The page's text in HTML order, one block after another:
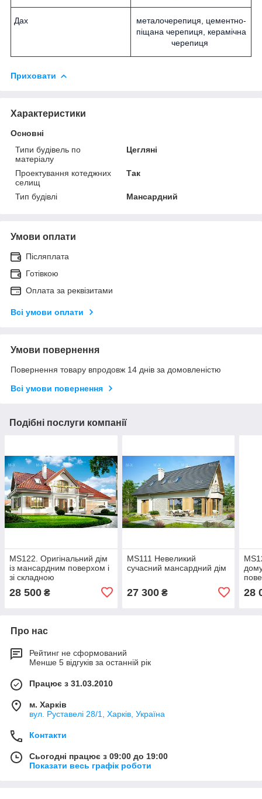
Дах
металочерепиця, цементно-
піщана черепиця, керамічна
черепиця
Приховати
Характеристики
Основні
Типи будівель по
матеріалу
Цегляні
Проектування котеджних
селищ
Так
Тип будівлі Мансардний
Умови оплати
Післяплата
Готівкою
Оплата за реквізитами
Всі умови оплати
Умови повернення
Повернення товару впродовж 14 днів за домовленістю
Всі умови повернення
Подібні послуги компанії
MS122. Оригінальний дім
із мансардним поверхом і
зі складною
багатоскатною покрівлею
28 500 ₴
MS111 Невеликий
сучасний мансардний дім
27 300₴ 28
Про нас
Рейтинг не сформований
Менше 5 відгуків за останній рік
Працює з 31.03.2010
м. Харків
вул. Руставелі 28/1, Харків, Україна
Контакти
Сьогодні працює з 09:00 до 19:00
Показати весь графік роботи